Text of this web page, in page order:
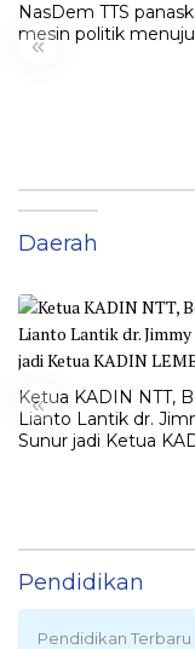
«
NasDem TTS
mesin politik
Daerah
«
Ketua KADIN NTT,
Lianto Lantik dr.
Sunur jadi Ketua
Pendidikan
Pendidikan Terbaru